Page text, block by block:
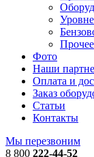
Прочее
Фото
Наши
Оплата и
Заказ
Статьи
Контакты
Мы перезвоним
8 800 222-44-52